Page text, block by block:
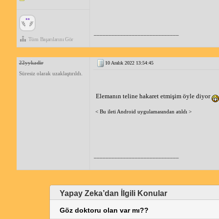
Tüm Başarılarını Gör
22yykadir
Süresiz olarak uzaklaştırıldı.
10 Aralık 2022 13:54:45
Elemanın teline hakaret etmişim öyle diyor
< Bu ileti Android uygulamasından atıldı >
Yapay Zeka’dan İlgili Konular
Göz doktoru olan var mı??